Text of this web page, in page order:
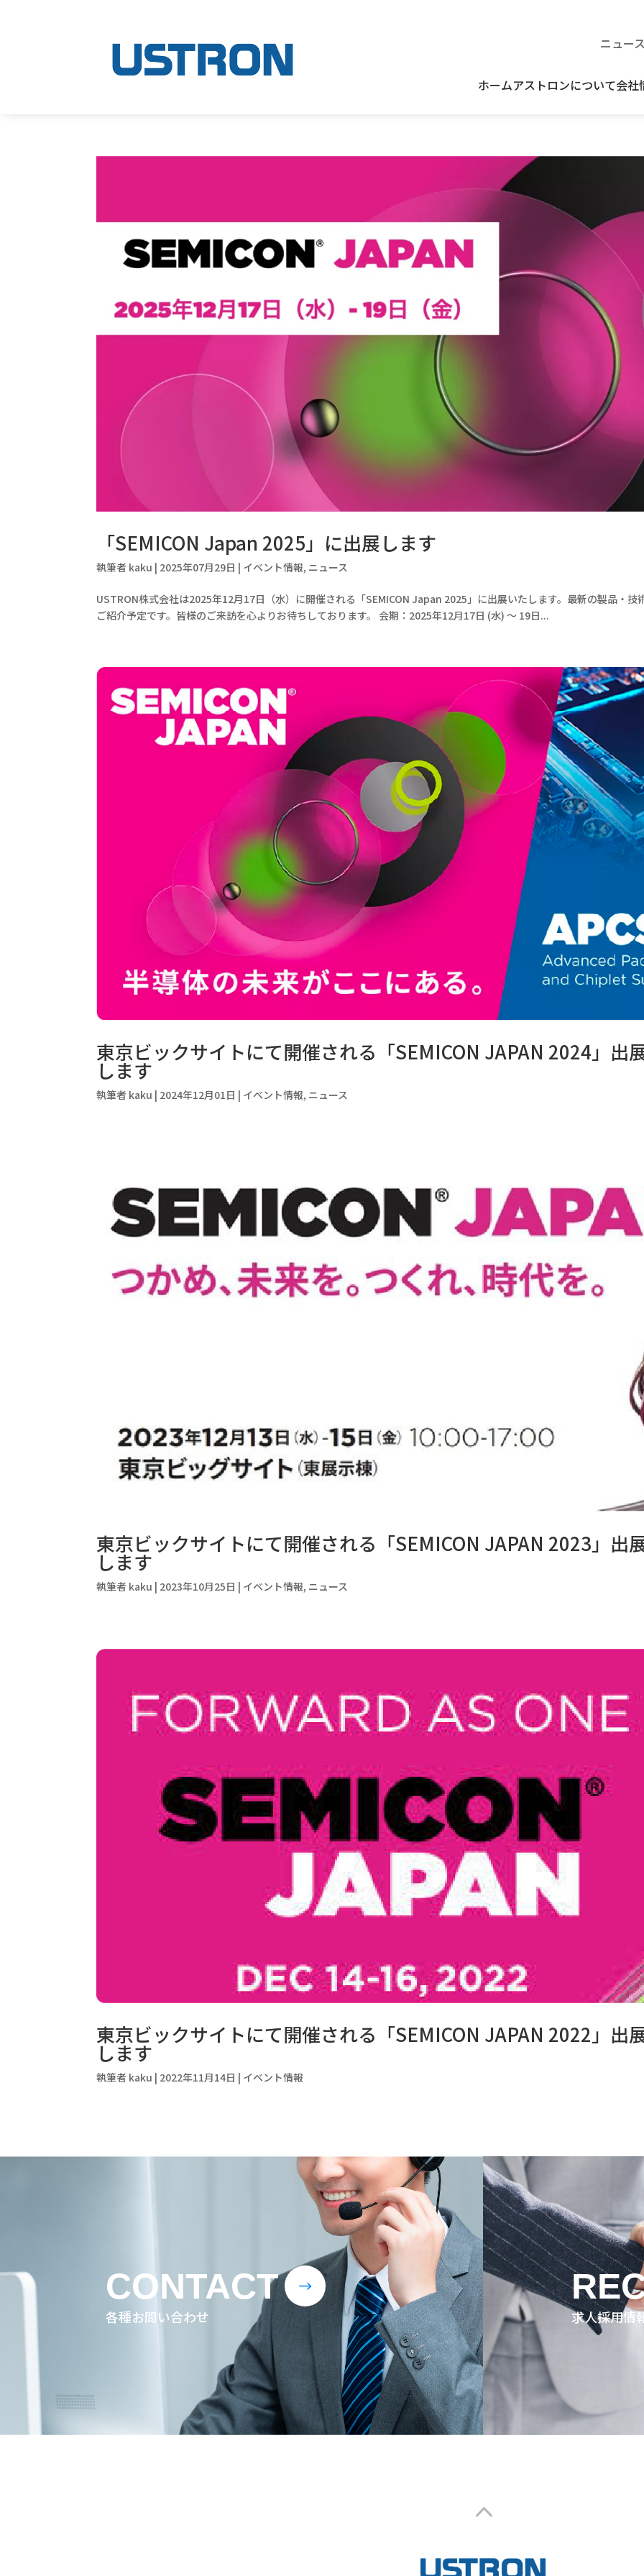
ニュー
ホームアストロンについて会社
「SEMICON Japan 2025」に出展します
執筆者 kaku | 2025年07月29日 | イベント情報, ニュース
USTRON株式会社は2025年12月17日（水）に開催される「SEMICON Japan 2025」に出展いたします。最新の製品・技
ご紹介予定です。皆様のご来訪を心よりお待ちしております。 会期：2025年12月17日 (水) 〜 19日...
東京ビックサイトにて開催される「SEMICON JAPAN 2024」出
します
執筆者 kaku | 2024年12月01日 | イベント情報, ニュース
東京ビックサイトにて開催される「SEMICON JAPAN 2023」出
します
執筆者 kaku | 2023年10月25日 | イベント情報, ニュース
東京ビックサイトにて開催される「SEMICON JAPAN 2022」出
します
執筆者 kaku | 2022年11月14日 | イベント情報
$
CONTACT
各種お問い合わせ 求人採用情
2